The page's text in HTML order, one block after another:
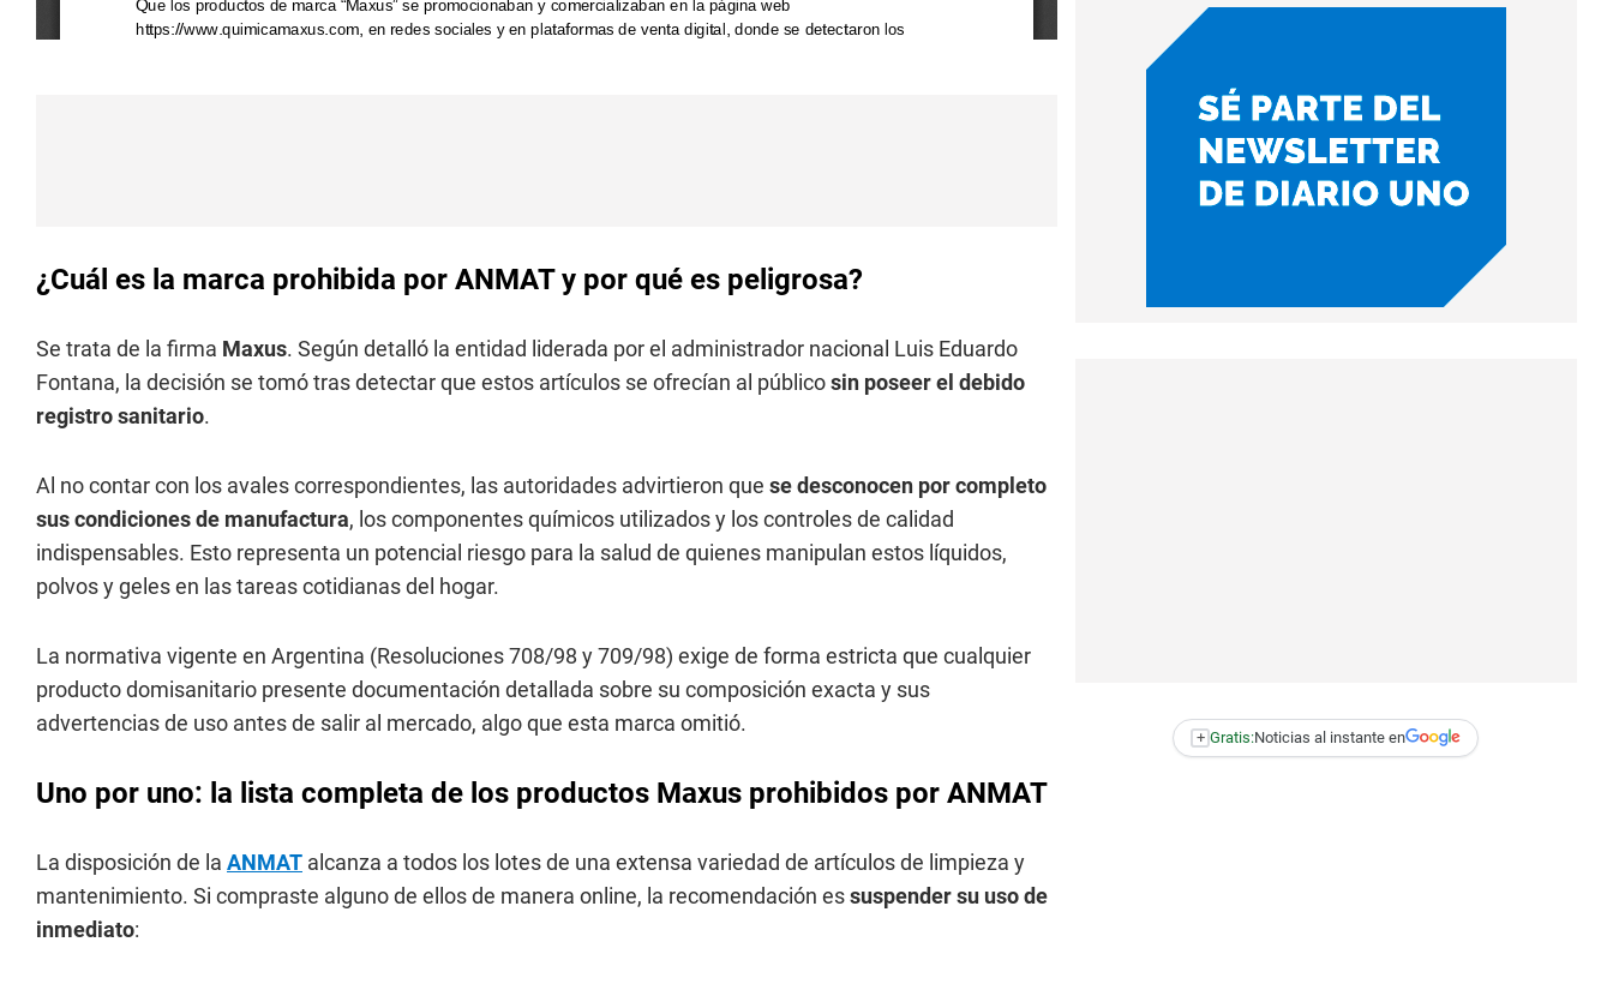
¿Cuál es la marca prohibida por ANMAT y por qué es peligrosa?
Se trata de la firma Maxus. Según detalló la entidad liderada por el administrador nacional Luis Eduardo
Fontana, la decisión se tomó tras detectar que estos artículos se ofrecían al públicosin poseer el debido
registro sanitario.
Al no contar con los avales correspondientes, las autoridades advirtieron que se desconocen por completo
sus condiciones de manufactura, los componentes químicos utilizados y los controles de calidad
indispensables. Esto representa un potencial riesgo para la salud de quienes manipulan estos líquidos,
polvos y geles en las tareas cotidianas del hogar.
La normativa vigente en Argentina (Resoluciones 708/98 y 709/98) exige de forma estricta que cualquier
producto domisanitario presente documentación detallada sobre su composición exacta y sus
advertencias de uso antes de salir al mercado, algo que esta marca omitió.
Uno por uno: la lista completa de los productos Maxus prohibidos por ANMAT
La disposición de la ANMAT alcanza a todos los lotes de una extensa variedad de artículos de limpieza y
mantenimiento. Si compraste alguno de ellos de manera online, la recomendación essuspender su uso de
inmediato:
+ Gratis:Noticias al instante en